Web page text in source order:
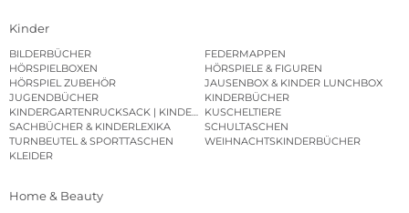
Kinder
BILDERBÜCHER
FEDERMAPPEN
HÖRSPIELBOXEN
HÖRSPIELE & FIGUREN
HÖRSPIEL ZUBEHÖR
JAUSENBOX & KINDER LUNCHBOX
JUGENDBÜCHER
KINDERBÜCHER
KINDERGARTENRUCKSACK | KINDERGARTENBEUTEL
KUSCHELTIERE
SACHBÜCHER & KINDERLEXIKA
SCHULTASCHEN
TURNBEUTEL & SPORTTASCHEN
WEIHNACHTSKINDERBÜCHER
KLEIDER
Home & Beauty